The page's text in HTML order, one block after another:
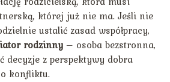
której już nie ma. Jeśli nie
ustalić zasad współpracy,
rodzinny– osoba bezstronna,
decyzje z perspektywy dobra
konfliktu.